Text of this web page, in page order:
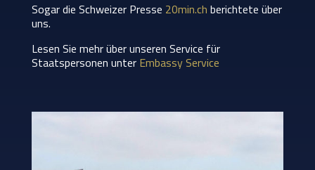
Sogar die Schweizer Presse 20min.ch berichtete über
uns.
Lesen Sie mehr über unseren Service für
Staatspersonen unter Embassy Service